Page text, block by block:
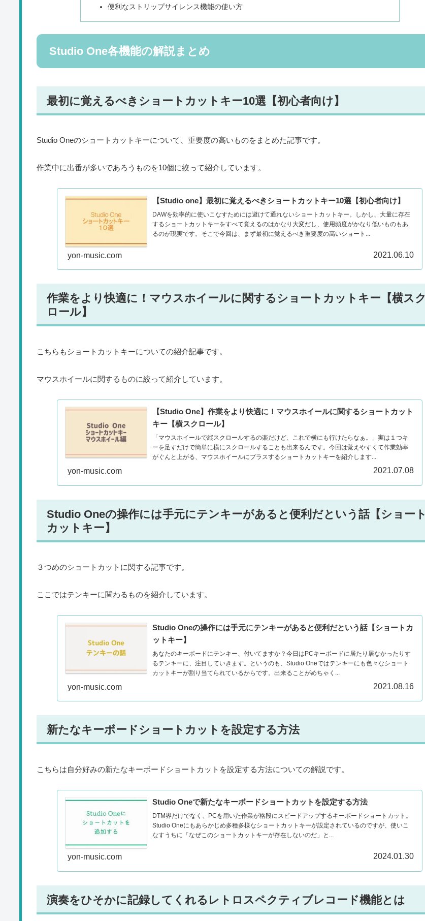
便利なストリップサイレンス機能の使い方
Studio One各機能の解説まとめ
最初に覚えるべきショートカットキー10選【初心者向け】
Studio Oneのショートカットキーについて、重要度の高いものをまとめた記事です。
作業中に出番が多いであろうものを10個に絞って紹介しています。
【Studio one】最初に覚えるべきショートカットキー10選【初心者向け】
DAWを効率的に使いこなすためには避けて通れないショートカットキー。しかし、大量に存在
するショートカットキーをすべて覚えるのはかなり大変だし、使用頻度がかなり低いものもあ
るのが現実です。そこで今回は、まず最初に覚えるべき重要度の高いショート...
yon-music.com 2021.06.10
作業をより快適に！マウスホイールに関するショートカットキー【横スク
ロール】
こちらもショートカットキーについての紹介記事です。
マウスホイールに関するものに絞って紹介しています。
【Studio One】作業をより快適に！マウスホイールに関するショートカット
キー【横スクロール】
「マウスホイールで縦スクロールするの楽だけど、これで横にも行けたらなぁ。」実は１つキ
ーを足すだけで簡単に横にスクロールすることも出来るんです。今回は覚えやすくて作業効率
がぐんと上がる、マウスホイールにプラスするショートカットキーを紹介します...
yon-music.com 2021.07.08
Studio Oneの操作には手元にテンキーがあると便利だという話【ショート
カットキー】
３つめのショートカットに関する記事です。
ここではテンキーに関わるものを紹介しています。
Studio Oneの操作には手元にテンキーがあると便利だという話【ショートカ
ットキー】
あなたのキーボードにテンキー、付いてますか？今日はPCキーボードに居たり居なかったりす
るテンキーに、注目していきます。というのも、Studio Oneではテンキーにも色々なショート
カットキーが割り当てられているからです。出来ることがめちゃく...
yon-music.com 2021.08.16
新たなキーボードショートカットを設定する方法
こちらは自分好みの新たなキーボードショートカットを設定する方法についての解説です。
Studio Oneで新たなキーボードショートカットを設定する方法
DTM界だけでなく、PCを用いた作業が格段にスピードアップするキーボードショートカット。
Studio Oneにもあらかじめ多種多様なショートカットキーが設定されているのですが、使いこ
なすうちに「なぜこのショートカットキーが存在しないのだ」と...
yon-music.com 2024.01.30
演奏をひそかに記録してくれるレトロスペクティブレコード機能とは